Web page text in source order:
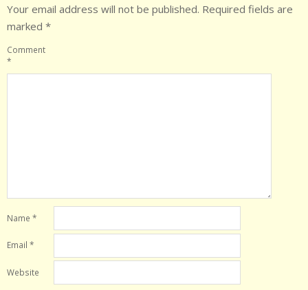
Your email address will not be published. Required fields are
marked *
Comment
*
Name *
Email *
Website